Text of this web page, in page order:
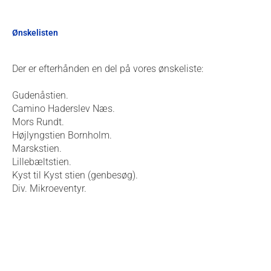
Ønskelisten
Der er efterhånden en del på vores ønskeliste:
Gudenåstien.
Camino Haderslev Næs.
Mors Rundt.
Højlyngstien Bornholm.
Marskstien.
Lillebæltstien.
Kyst til Kyst stien (genbesøg).
Div. Mikroeventyr.